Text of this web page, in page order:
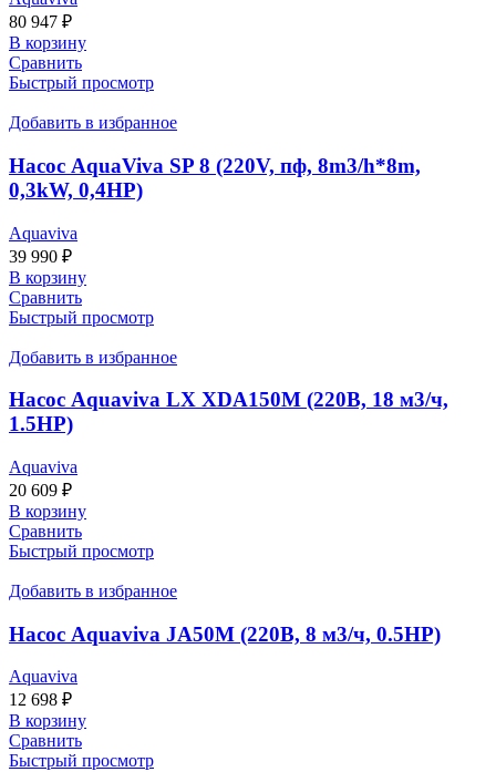
80 947 ₽
В корзину
Сравнить
Быстрый просмотр
Добавить в избранное
Насос AquaViva SP 8 (220V, пф, 8m3/h*8m,
0,3kW, 0,4HP)
Aquaviva
39 990 ₽
В корзину
Сравнить
Быстрый просмотр
Добавить в избранное
Насос Aquaviva LX XDA150M (220В, 18 м3/ч,
1.5HP)
Aquaviva
20 609 ₽
В корзину
Сравнить
Быстрый просмотр
Добавить в избранное
Насос Aquaviva JA50M (220В, 8 м3/ч, 0.5HP)
Aquaviva
12 698 ₽
В корзину
Сравнить
Быстрый просмотр